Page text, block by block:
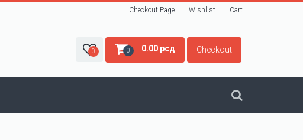
Checkout Page Wishlist Cart
0 0 0.00 рсд Checkout